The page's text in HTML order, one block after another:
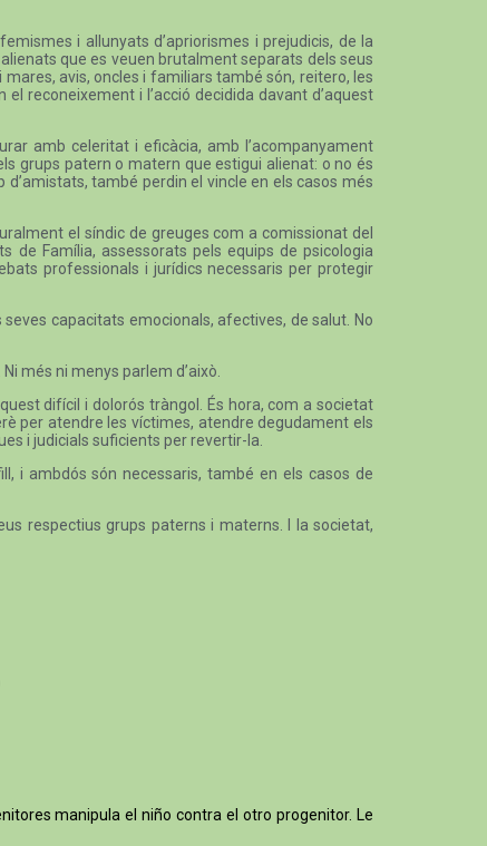
i allunyats d’apriorismes i prejudicis, de la
que es veuen brutalment separats dels seus
avis, oncles i familiars també són, reitero, les
reconeixement i l’acció decidida davant d’aquest
amb celeritat i eficàcia, amb l’acompanyament
grups patern o matern que estigui alienat: o no és
d’amistats, també perdin el vincle en els casos més
el síndic de greuges com a comissionat del
de Família, assessorats pels equips de psicologia
professionals i jurídics necessaris per protegir
capacitats emocionals, afectives, de salut. No
més ni menys parlem d’això.
difícil i dolorós tràngol. És hora, com a societat
per atendre les víctimes, atendre degudament els
i judicials suficients per revertir-la.
i ambdós són necessaris, també en els casos de
respectius grups paterns i materns. I la societat,
manipula el niño contra el otro progenitor. Le